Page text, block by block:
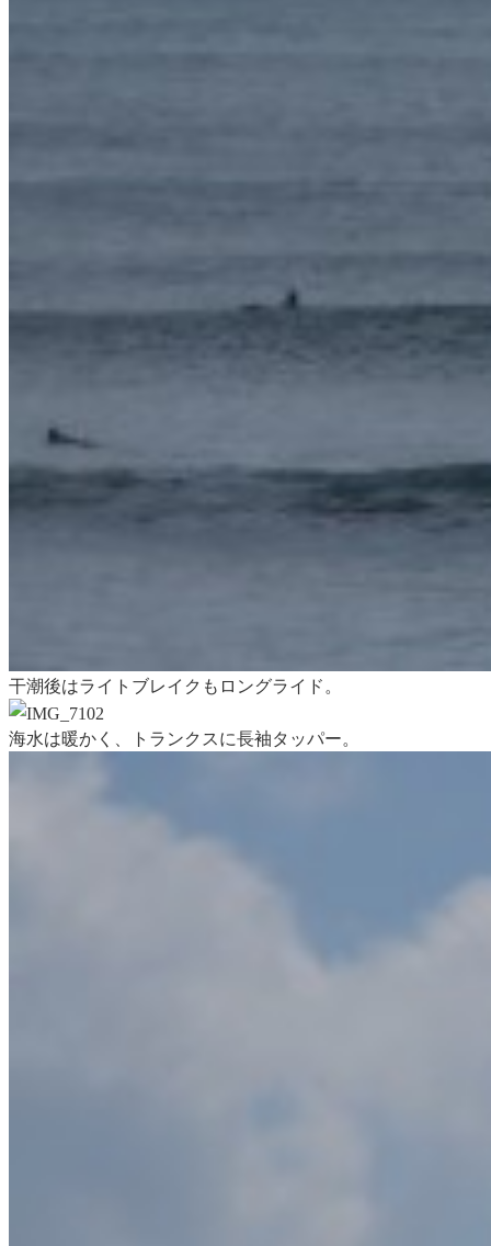
干潮後はライトブレイクもロングライド。
海水は暖かく、トランクスに長袖タッパー。